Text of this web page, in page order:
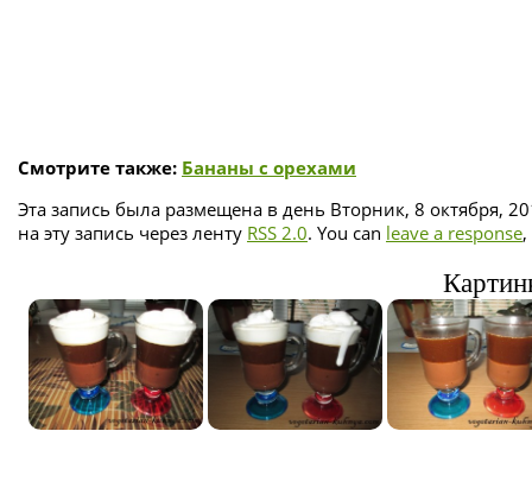
Смотрите также: Бананы с орехами
Эта запись была размещена в день Вторник, 8 октября,
на эту запись через ленту RSS 2.0. You can leave a response